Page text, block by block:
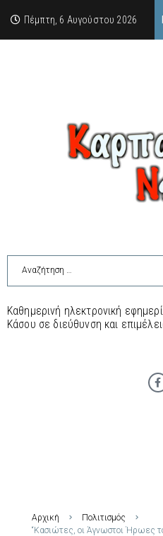
Πέμπτη, 6 Αυγούστου 2026
Καθημερινή ηλεκτρονική
Κάσου σε διεύθυνση και
Αρχική
Πολιτισμός
“Κασιώτες, οι Άγνωστοι Ήρωες